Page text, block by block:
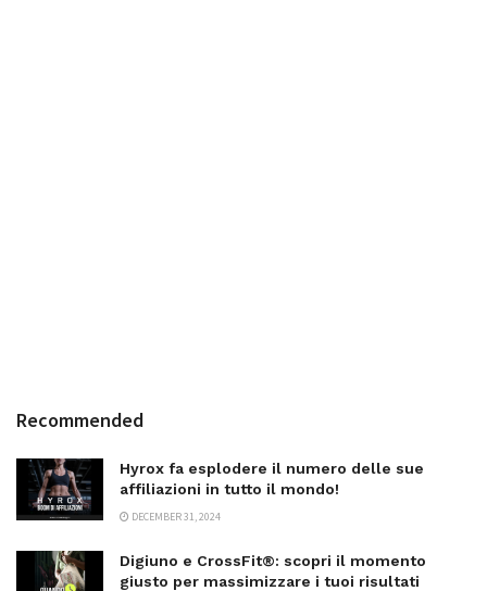
Recommended
Hyrox fa esplodere il numero delle sue
affiliazioni in tutto il mondo!
DECEMBER 31, 2024
Digiuno e CrossFit®: scopri il momento
giusto per massimizzare i tuoi risultati